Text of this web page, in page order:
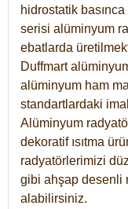
hidrostatik
serisi alüminyum
ebatlarda
Duffmart
alüminyum ham
standartlardaki
Alüminyum
dekoratif ısıtma
radyatörlerimizi
gibi ahşap desenli
alabilirsiniz.